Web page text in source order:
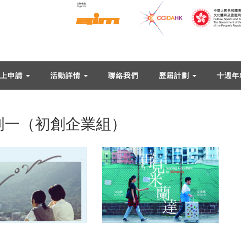
申請 活動詳情 聯絡我們 歷屆計劃 十週
（初創企業組）